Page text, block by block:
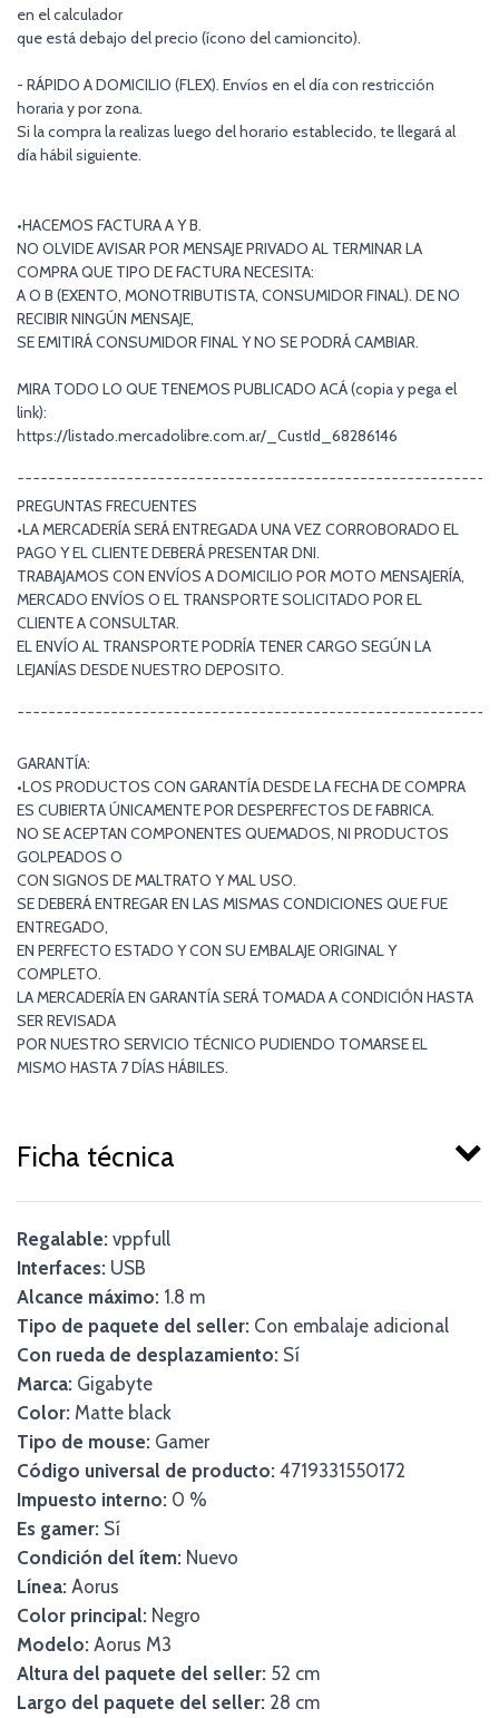
en el calculador
que está debajo del precio (ícono del camioncito).
- RÁPIDO A DOMICILIO (FLEX). Envíos en el día con restricción
horaria y por zona.
Si la compra la realizas luego del horario establecido, te llegará al
día hábil siguiente.
•HACEMOS FACTURA A Y B.
NO OLVIDE AVISAR POR MENSAJE PRIVADO AL TERMINAR LA
COMPRA QUE TIPO DE FACTURA NECESITA:
A O B (EXENTO, MONOTRIBUTISTA, CONSUMIDOR FINAL). DE NO
RECIBIR NINGÚN MENSAJE,
SE EMITIRÁ CONSUMIDOR FINAL Y NO SE PODRÁ CAMBIAR.
MIRA TODO LO QUE TENEMOS PUBLICADO ACÁ (copia y pega el
link):
https://listado.mercadolibre.com.ar/_CustId_68286146
PREGUNTAS FRECUENTES
•LA MERCADERÍA SERÁ ENTREGADA UNA VEZ CORROBORADO EL
PAGO Y EL CLIENTE DEBERÁ PRESENTAR DNI.
TRABAJAMOS CON ENVÍOS A DOMICILIO POR MOTO MENSAJERÍA,
MERCADO ENVÍOS O EL TRANSPORTE SOLICITADO POR EL
CLIENTE A CONSULTAR.
EL ENVÍO AL TRANSPORTE PODRÍA TENER CARGO SEGÚN LA
LEJANÍAS DESDE NUESTRO DEPOSITO.
GARANTÍA:
•LOS PRODUCTOS CON GARANTÍA DESDE LA FECHA DE COMPRA
ES CUBIERTA ÚNICAMENTE POR DESPERFECTOS DE FABRICA.
NO SE ACEPTAN COMPONENTES QUEMADOS, NI PRODUCTOS
GOLPEADOS O
CON SIGNOS DE MALTRATO Y MAL USO.
SE DEBERÁ ENTREGAR EN LAS MISMAS CONDICIONES QUE FUE
ENTREGADO,
EN PERFECTO ESTADO Y CON SU EMBALAJE ORIGINAL Y
COMPLETO.
LA MERCADERÍA EN GARANTÍA SERÁ TOMADA A CONDICIÓN HASTA
SER REVISADA
POR NUESTRO SERVICIO TÉCNICO PUDIENDO TOMARSE EL
MISMO HASTA 7 DÍAS HÁBILES.
Ficha técnica
Regalable: vppfull
Interfaces: USB
Alcance máximo: 1.8 m
Tipo de paquete del seller: Con embalaje adicional
Con rueda de desplazamiento: Sí
Marca: Gigabyte
Color: Matte black
Tipo de mouse: Gamer
Código universal de producto: 4719331550172
Impuesto interno: 0 %
Es gamer: Sí
Condición del ítem: Nuevo
Línea: Aorus
Color principal: Negro
Modelo: Aorus M3
Altura del paquete del seller: 52 cm
Largo del paquete del seller: 28 cm